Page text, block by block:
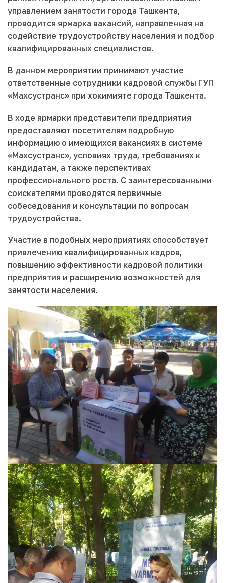
управлением занятости города Ташкента,
проводится ярмарка вакансий, направленная на
содействие трудоустройству населения и подбор
квалифицированных специалистов.
В данном мероприятии принимают участие
ответственные сотрудники кадровой службы ГУП
«Махсустранс» при хокимияте города Ташкента.
В ходе ярмарки представители предприятия
предоставляют посетителям подробную
информацию о имеющихся вакансиях в системе
«Махсустранс», условиях труда, требованиях к
кандидатам, а также перспективах
профессионального роста. С заинтересованными
соискателями проводятся первичные
собеседования и консультации по вопросам
трудоустройства.
Участие в подобных мероприятиях способствует
привлечению квалифицированных кадров,
повышению эффективности кадровой политики
предприятия и расширению возможностей для
занятости населения.